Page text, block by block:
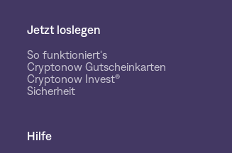
Jetzt loslegen
So funktioniert's
Cryptonow Gutscheinkarten
Cryptonow Invest®
Sicherheit
Hilfe